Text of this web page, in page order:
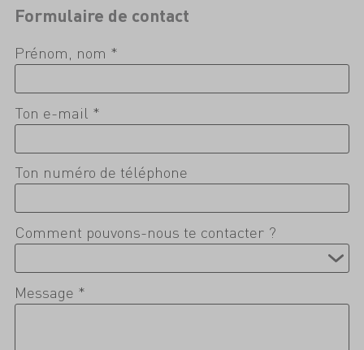
Formulaire de contact
Prénom, nom *
Ton e-mail *
Ton numéro de téléphone
Comment pouvons-nous te contacter ?
Message *